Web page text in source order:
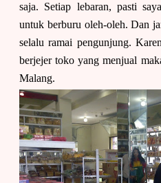
saja. Setiap lebaran, pasti
untuk berburu oleh-oleh. Dan
selalu ramai pengunjung.
berjejer toko yang menjual
Malang.